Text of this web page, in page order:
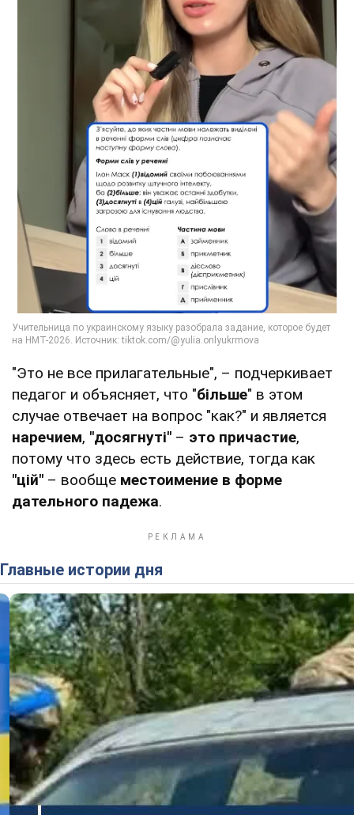
"Это не все прилагательные", – подчеркивает
педагог и объясняет, что "більше" в этом
случае отвечает на вопрос "как?" и является
наречием, "досягнуті" – это причастие,
потому что здесь есть действие, тогда как
"цій" – вообще местоимение в форме
дательного падежа.
Главные истории дня